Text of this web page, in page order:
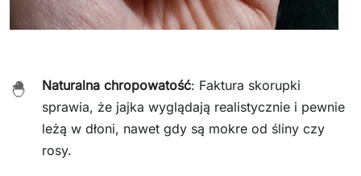
🐣 Naturalna chropowatość: Faktura skorupki
sprawia, że jajka wyglądają realistycznie i pewnie
leżą w dłoni, nawet gdy są mokre od śliny czy
rosy.